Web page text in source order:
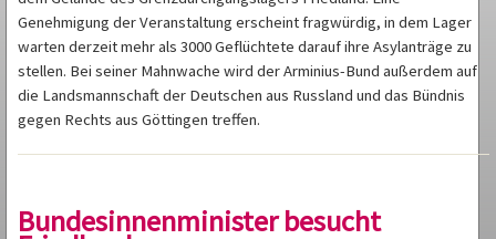
Genehmigung der Veranstaltung erscheint fragwürdig, in dem Lager
warten derzeit mehr als 3000 Geflüchtete darauf ihre Asylanträge zu
stellen. Bei seiner Mahnwache wird der Arminius-Bund außerdem auf
die Landsmannschaft der Deutschen aus Russland und das Bündnis
gegen Rechts aus Göttingen treffen.
Bundesinnenminister besucht